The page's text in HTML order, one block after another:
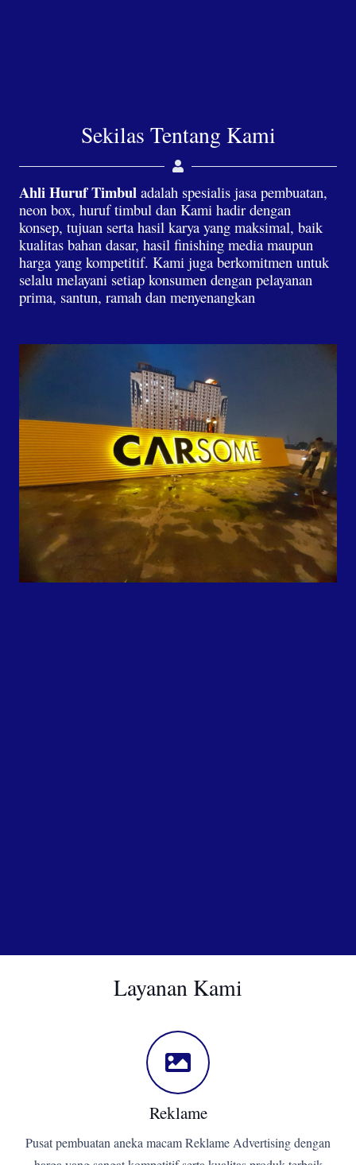
Sekilas Tentang Kami
Ahli Huruf Timbul adalah spesialis jasa pembuatan,
neon box, huruf timbul dan Kami hadir dengan
konsep, tujuan serta hasil karya yang maksimal, baik
kualitas bahan dasar, hasil finishing media maupun
harga yang kompetitif. Kami juga berkomitmen untuk
selalu melayani setiap konsumen dengan pelayanan
prima, santun, ramah dan menyenangkan
Layanan Kami
Reklame
Pusat pembuatan aneka macam Reklame Advertising dengan